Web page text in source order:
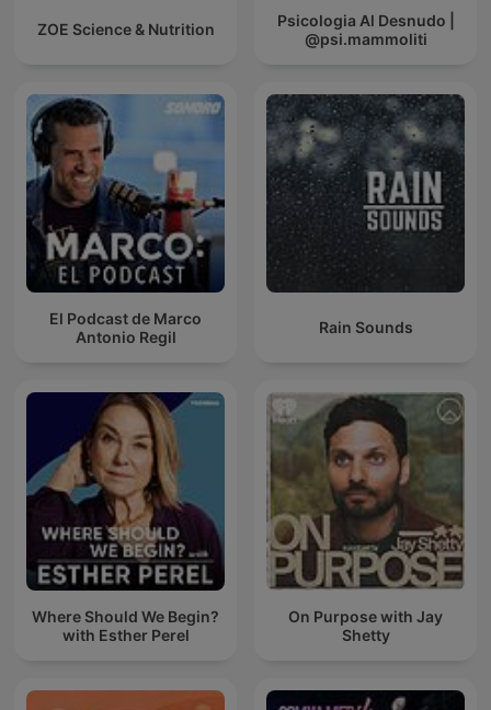
ZOE Science & Nutrition
Psicologia Al Desnudo |
@psi.mammoliti
El Podcast de Marco
Antonio Regil
Rain Sounds
Where Should We Begin?
with Esther Perel
On Purpose with Jay
Shetty